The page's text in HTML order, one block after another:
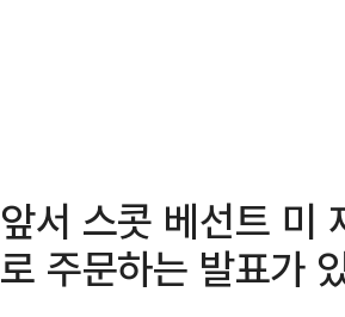
앞서 스콧 베선트 미
로 주문하는 발표가